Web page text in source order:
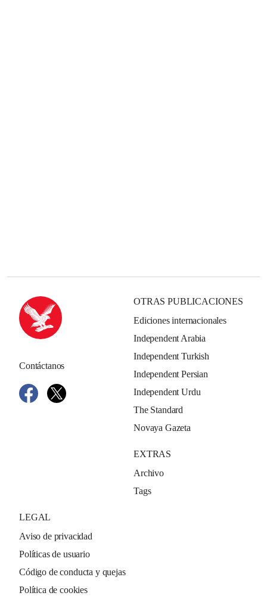
Contáctanos
OTRAS PUBLICACIONES
Ediciones internacionales
Independent Arabia
Independent Turkish
Independent Persian
Independent Urdu
The Standard
Novaya Gazeta
EXTRAS
Archivo
Tags
LEGAL
Aviso de privacidad
Políticas de usuario
Código de conducta y quejas
Política de cookies